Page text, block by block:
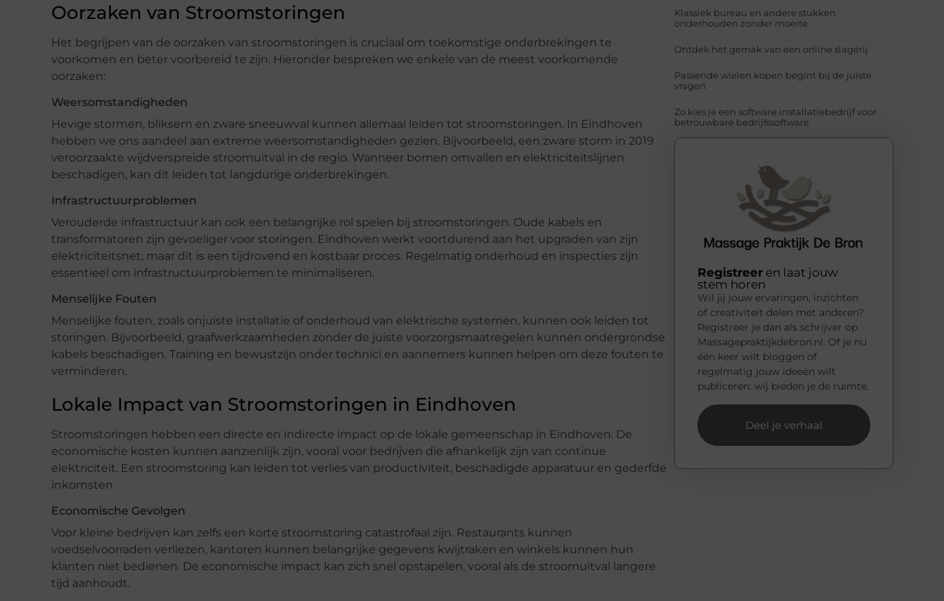
Oorzaken van Stroomstoringen
Het begrijpen van de oorzaken van stroomstoringen is cruciaal om toekomstige onderbrekingen te
voorkomen en beter voorbereid te zijn. Hieronder bespreken we enkele van de meest voorkomende
oorzaken:
Weersomstandigheden
Hevige stormen, bliksem en zware sneeuwval kunnen allemaal leiden tot stroomstoringen. In Eindhoven
hebben we ons aandeel aan extreme weersomstandigheden gezien. Bijvoorbeeld, een zware storm in 2019
veroorzaakte wijdverspreide stroomuitval in de regio. Wanneer bomen omvallen en elektriciteitslijnen
beschadigen, kan dit leiden tot langdurige onderbrekingen.
Infrastructuurproblemen
Verouderde infrastructuur kan ook een belangrijke rol spelen bij stroomstoringen. Oude kabels en
transformatoren zijn gevoeliger voor storingen. Eindhoven werkt voortdurend aan het upgraden van zijn
elektriciteitsnet, maar dit is een tijdrovend en kostbaar proces. Regelmatig onderhoud en inspecties zijn
essentieel om infrastructuurproblemen te minimaliseren.
Menselijke Fouten
Menselijke fouten, zoals onjuiste installatie of onderhoud van elektrische systemen, kunnen ook leiden tot
storingen. Bijvoorbeeld, graafwerkzaamheden zonder de juiste voorzorgsmaatregelen kunnen ondergrondse
kabels beschadigen. Training en bewustzijn onder technici en aannemers kunnen helpen om deze fouten te
verminderen.
Lokale Impact van Stroomstoringen in Eindhoven
Stroomstoringen hebben een directe en indirecte impact op de lokale gemeenschap in Eindhoven. De
economische kosten kunnen aanzienlijk zijn, vooral voor bedrijven die afhankelijk zijn van continue
elektriciteit. Een stroomstoring kan leiden tot verlies van productiviteit, beschadigde apparatuur en gederfde
inkomsten.
Economische Gevolgen
Voor kleine bedrijven kan zelfs een korte stroomstoring catastrofaal zijn. Restaurants kunnen
voedselvoorraden verliezen, kantoren kunnen belangrijke gegevens kwijtraken en winkels kunnen hun
klanten niet bedienen. De economische impact kan zich snel opstapelen, vooral als de stroomuitval langere
tijd aanhoudt.
Klassiek bureau en andere stukken
onderhouden zonder moeite
Ontdek het gemak van een online slagerij
Passende wielen kopen begint bij de juiste
vragen
Zo kies je een software installatiebedrijf voor
betrouwbare bedrijfssoftware
Registreer en laat jouw
stem horen
Wil jij jouw ervaringen, inzichten
of creativiteit delen met anderen?
Registreer je dan als schrijver op
Massagepraktijkdebron.nl. Of je nu
één keer wilt bloggen of
regelmatig jouw ideeën wilt
publiceren: wij bieden je de ruimte.
Deel je verhaal